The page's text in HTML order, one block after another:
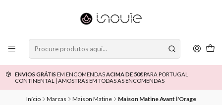
ENVIOS GRÁTIS EM ENCOMENDASACIMA DE 50€PARA PORTUGAL
CONTINENTAL | AMOSTRAS EM TODAS AS ENCOMENDAS
Início Marcas Maison Matine Maison Matine Avant l'Orage